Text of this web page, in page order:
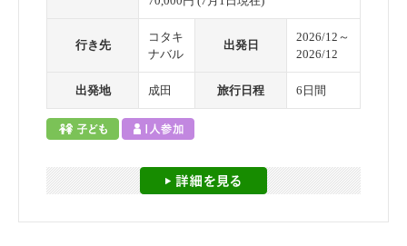
行き先
コタキ
ナバル
出発日
2026/12～
2026/12
出発地 成田 旅行日程 6日間